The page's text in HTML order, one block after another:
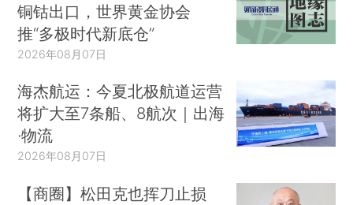
铜钴出口，世界黄金协会
推“多极时代新底仓”
2026年08月07日
海杰航运：今夏北极航道运营
将扩大至7条船、8航次｜出海
·物流
2026年08月07日
【商圈】松田克也挥刀止损